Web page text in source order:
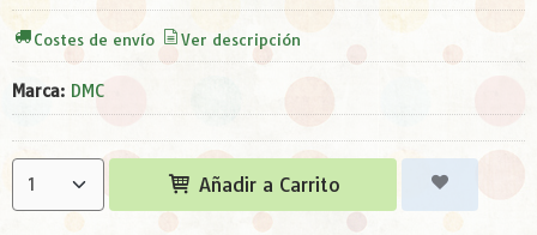
Costes de envío Ver descripción
Marca: DMC
Añadir a Carrito